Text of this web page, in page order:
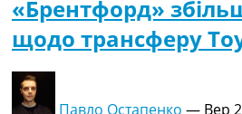
«Брентфорд»
щодо трансферу
Павло Остапенко — Вер